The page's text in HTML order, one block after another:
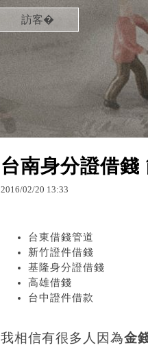
訪客�
台南身分證借錢
2016/02/20 13:33
台東借錢管道
新竹證件借錢
基隆身分證借錢
高雄借錢
台中證件借款
我相信有很多人因為金